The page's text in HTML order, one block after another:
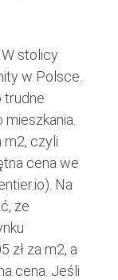
stolicy
w Polsce.
trudne
m2, czyli
cena we
Na
że
zł za m2, a
cena. Jeśli